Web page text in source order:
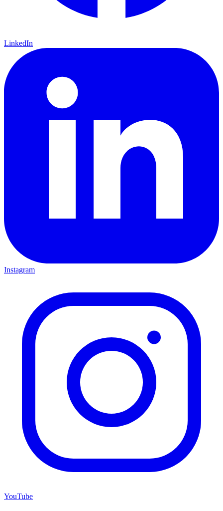
LinkedIn
Instagram
YouTube